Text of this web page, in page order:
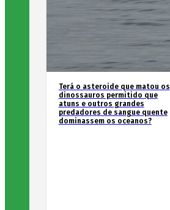
Terá o asteroide que matou os
dinossauros permitido que
atuns e outros grandes
predadores de sangue quente
dominassem os oceanos?